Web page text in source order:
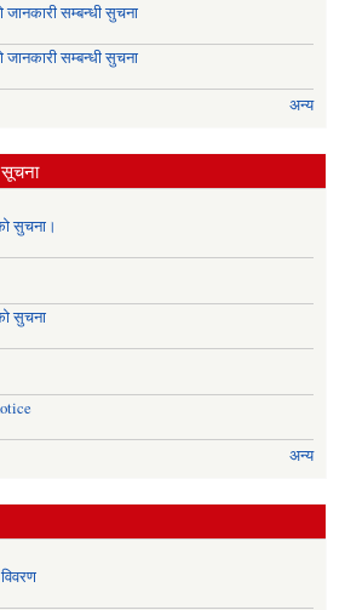
सम्बन्धी सुचना
सम्बन्धी सुचना
अन्य
सुचना।
सुचना
अन्य